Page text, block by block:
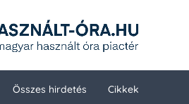
Összes hirdetés Cikkek